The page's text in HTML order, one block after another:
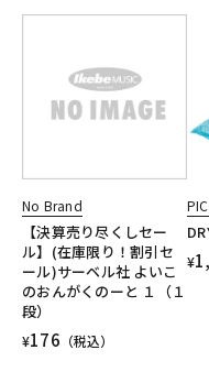
No Brand
【決算売り尽くしセー
ル】(在庫限り！割引セ
ール)サーベル社 よいこ
のおんがくのーと １（１
段）
¥176 （税込）
¥